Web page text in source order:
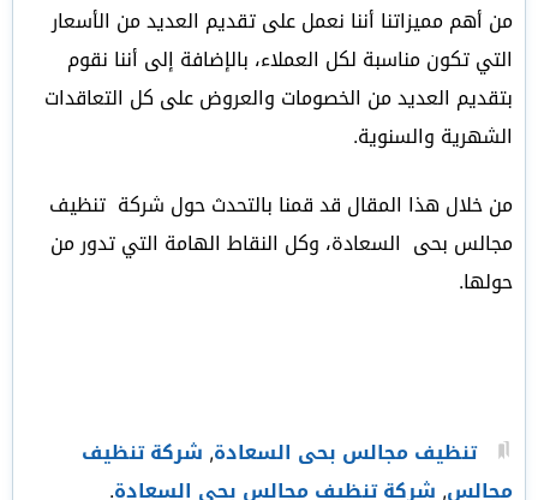
من أهم مميزاتنا أننا نعمل على تقديم العديد من الأسعار
التي تكون مناسبة لكل العملاء، بالإضافة إلى أننا نقوم
بتقديم العديد من الخصومات والعروض على كل التعاقدات
الشهرية والسنوية.
من خلال هذا المقال قد قمنا بالتحدث حول شركة تنظيف
مجالس بحى السعادة، وكل النقاط الهامة التي تدور من
حولها.
تنظيف مجالس بحى السعادة, شركة تنظيف
مجالس, شركة تنظيف مجالس بحى السعادة.